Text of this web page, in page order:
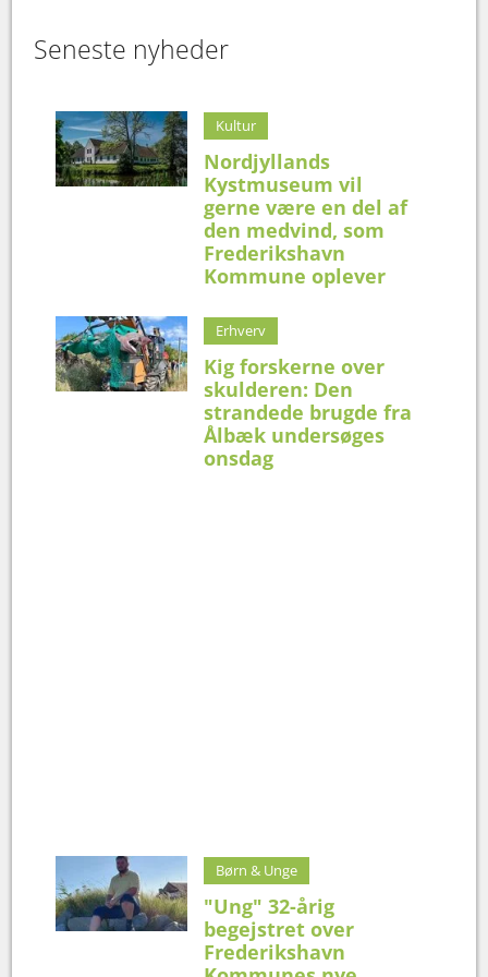
Seneste nyheder
Kultur
Nordjyllands
Kystmuseum vil
gerne være en del af
den medvind, som
Frederikshavn
Kommune oplever
Erhverv
Kig forskerne over
skulderen: Den
strandede brugde fra
Ålbæk undersøges
onsdag
Børn & Unge
"Ung" 32-årig
begejstret over
Frederikshavn